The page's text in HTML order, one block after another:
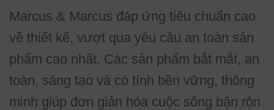
Marcus & Marcus đáp ứng tiêu chuẩn cao
về thiết kế, vượt qua yêu cầu an toàn sản
phẩm cao nhất. Các sản phẩm bắt mắt, an
toàn, sáng tạo và có tính bền vững, thông
minh giúp đơn giản hóa cuộc sống bận rộn